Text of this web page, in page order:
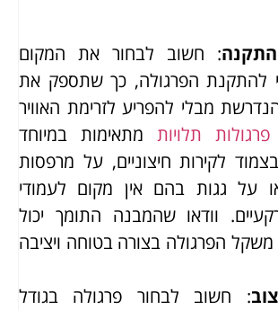
: חשוב לבחור את המקום
להתקנת הפרגולה, כך שתספק את
מבלי להפריע לזרימת האוויר
פרגולות תלויות מתאימות במיוחד
לקירות חיצוניים, על מרפסות
על גגות בהם אין מקום לעמודי
וודאו שהמבנה התומך יכול
הפרגולה בצורה בטוחה ויציבה
: חשוב לבחור פרגולה בגודל